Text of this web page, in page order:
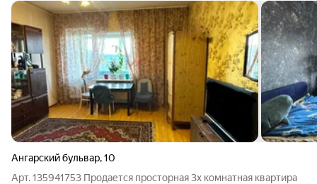
Ангарский бульвар,10
Арт. 135941753 Продается просторная 3х комнатная квартира